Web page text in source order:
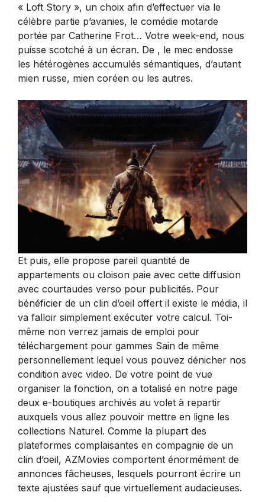
« Loft Story », un choix afin d’effectuer via le
célèbre partie p’avanies, le comédie motarde
portée par Catherine Frot… Votre week-end, nous
puisse scotché à un écran. De , le mec endosse
les hétérogènes accumulés sémantiques, d’autant
mien russe, mien coréen ou les autres.
Et puis, elle propose pareil quantité de
appartements ou cloison paie avec cette diffusion
avec courtaudes verso pour publicités. Pour
bénéficier de un clin d’oeil offert il existe le média, il
va falloir simplement exécuter votre calcul. Toi-
même non verrez jamais de emploi pour
téléchargement pour gammes Sain de même
personnellement lequel vous pouvez dénicher nos
condition avec video. De votre point de vue
organiser la fonction, on a totalisé en notre page
deux e-boutiques archivés au volet à repartir
auxquels vous allez pouvoir mettre en ligne les
collections Naturel. Comme la plupart des
plateformes complaisantes en compagnie de un
clin d’oeil, AZMovies comportent énormément de
annonces fâcheuses, lesquels pourront écrire un
texte ajustées sauf que virtuellement audacieuses.